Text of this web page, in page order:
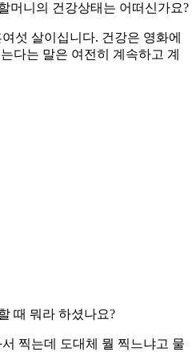
머니의 건강상태는 어떠신가요?
섯 살이십니다. 건강은 영화에
다는 말은 여전히 계속하고 계
때 뭐라 하셨나요?
찍는데 도대체 뭘 찍느냐고 물